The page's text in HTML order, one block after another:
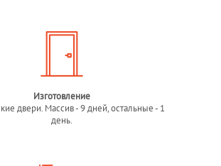
Изготовление
двери. Массив - 9 дней, остальные - 1
день.